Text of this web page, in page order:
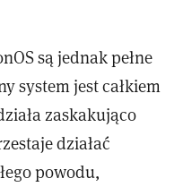
są jednak pełne
system jest całkiem
zaskakująco
działać
powodu,